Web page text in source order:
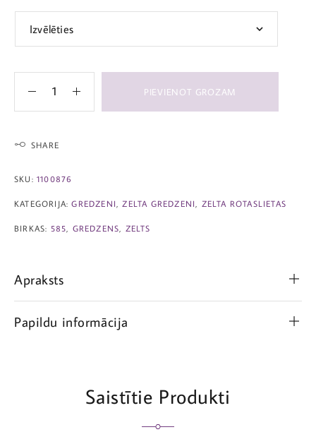
PIEVIENOT GROZAM
SHARE
SKU: 1100876
KATEGORIJA:GREDZENI ZELTA GREDZENI ZELTA ROTASLIETAS
BIRKAS: 585 GREDZENS ZELTS
Apraksts
Papildu informācija
Saistītie Produkti